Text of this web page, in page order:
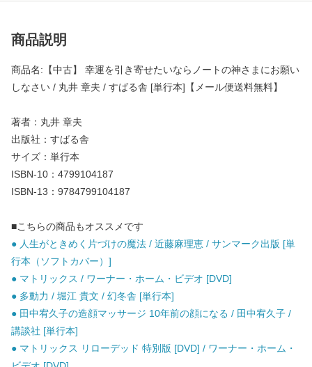
商品説明
商品名:【中古】 幸運を引き寄せたいならノートの神さまにお願い
しなさい / 丸井 章夫 / すばる舎 [単行本]【メール便送料無料】
著者：丸井 章夫
出版社：すばる舎
サイズ：単行本
ISBN-10：4799104187
ISBN-13：9784799104187
■こちらの商品もオススメです
● 人生がときめく片づけの魔法 / 近藤麻理恵 / サンマーク出版 [単
行本（ソフトカバー）]
● マトリックス / ワーナー・ホーム・ビデオ [DVD]
● 多動力 / 堀江 貴文 / 幻冬舎 [単行本]
● 田中宥久子の造顔マッサージ 10年前の顔になる / 田中宥久子 /
講談社 [単行本]
● マトリックス リローデッド 特別版 [DVD] / ワーナー・ホーム・